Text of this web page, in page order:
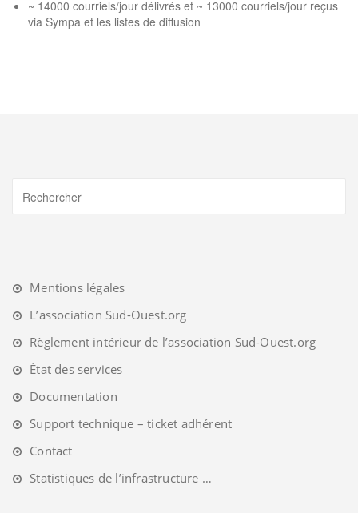
~ 14000 courriels/jour délivrés et ~ 13000 courriels/jour reçus
via Sympa et les listes de diffusion
Mentions légales
L’association Sud-Ouest.org
Règlement intérieur de l’association Sud-Ouest.org
État des services
Documentation
Support technique – ticket adhérent
Contact
Statistiques de l’infrastructure …